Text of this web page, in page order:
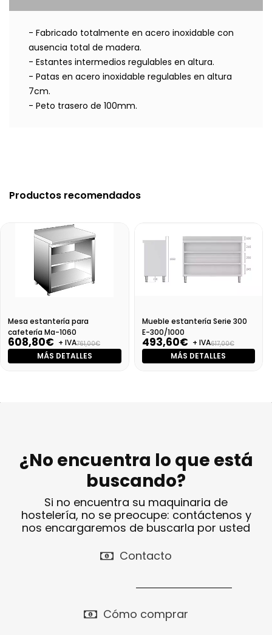
- Fabricado totalmente en acero inoxidable con
ausencia total de madera.
- Estantes intermedios regulables en altura.
- Patas en acero inoxidable regulables en altura
7cm.
- Peto trasero de 100mm.
Productos recomendados
Mesa estantería para
cafetería Ma-1060
608,80€ + IVA761,00€
MÁS DETALLES
Mueble estantería Serie 300
E-300/1000
493,60€ + IVA617,00€
MÁS DETALLES
¿No encuentra lo que está
buscando?
Si no encuentra su maquinaria de
hostelería, no se preocupe: contáctenos y
nos encargaremos de buscarla por usted
Contacto
Cómo comprar